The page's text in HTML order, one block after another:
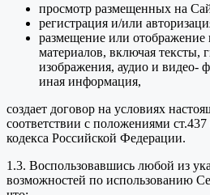
просмотр размещенных на
регистрация и/или
размещение или
материалов, включая тексты,
изображения, аудио и видео-
иная информация,
создает договор на условиях
соответствии с положениями
кодекса Российской Федерации.
1.3. Воспользовавшись любой из
возможностей по использованию